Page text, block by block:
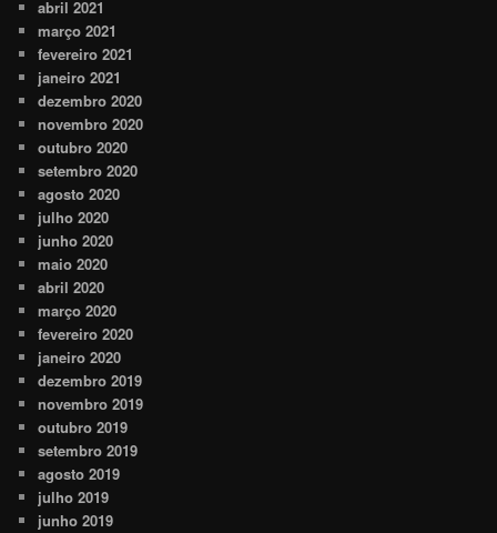
abril 2021
março 2021
fevereiro 2021
janeiro 2021
dezembro 2020
novembro 2020
outubro 2020
setembro 2020
agosto 2020
julho 2020
junho 2020
maio 2020
abril 2020
março 2020
fevereiro 2020
janeiro 2020
dezembro 2019
novembro 2019
outubro 2019
setembro 2019
agosto 2019
julho 2019
junho 2019